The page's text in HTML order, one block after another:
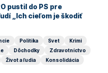
pustil do PS pre
„Ich cieľom je škodiť
Politika Svet
Krimi
Dôchodky
Zdravotníctvo
Život a ľudia
Konsolidácia